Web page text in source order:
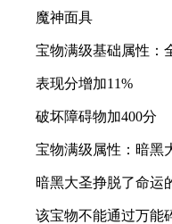
魔神面具
宝物满级基础属性：
表现分增加11%
破坏障碍物加400分
宝物满级属性：暗黑
暗黑大圣挣脱了命运
该宝物不能通过万能